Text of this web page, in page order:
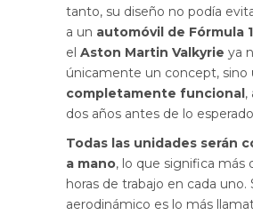
tanto, su diseño no podía
a un automóvil de Fórmula
el Aston Martin Valkyrie ya
únicamente un concept, sino
completamente funcional,
dos años antes de lo
Todas las unidades serán
a mano, lo que significa más
horas de trabajo en cada uno.
aerodinámico es lo más